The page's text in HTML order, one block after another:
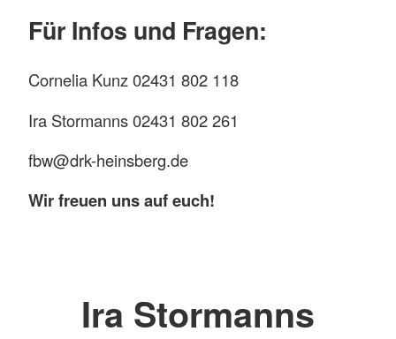
Für Infos und Fragen:
Cornelia Kunz 02431 802 118
Ira Stormanns 02431 802 261
fbw@drk-heinsberg.de
Wir freuen uns auf euch!
Ira Stormanns